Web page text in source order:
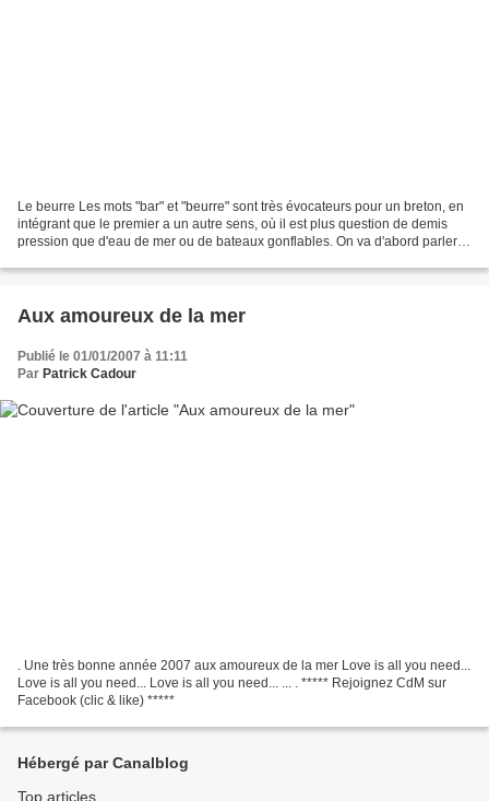
Le beurre Les mots "bar" et "beurre" sont très évocateurs pour un breton, en
intégrant que le premier a un autre sens, où il est plus question de demis
pression que d'eau de mer ou de bateaux gonflables. On va d'abord parler
Aux amoureux de la mer
Publié le 01/01/2007 à 11:11
Par Patrick Cadour
. Une très bonne année 2007 aux amoureux de la mer Love is all you need...
Love is all you need... Love is all you need... ... . ***** Rejoignez CdM sur
Facebook (clic & like) *****
Hébergé par Canalblog
Top articles